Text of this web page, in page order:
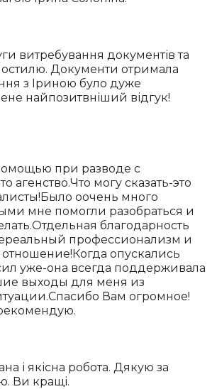
витребування документів та
Документи отримала
з Іриною було дуже
найпозитвніший відгук!
при разводе с
агенство.Что могу сказать-это
оочень много
мне помогли разобраться и
благодарность
профессионализм и
отношение!Когда опускались
уже-она всегда поддерживала
выходы для меня из
Вам огромное!
і якісна робота. Дякую за
Ви кращі.